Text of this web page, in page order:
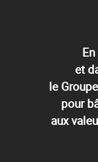
et
le
pour
aux